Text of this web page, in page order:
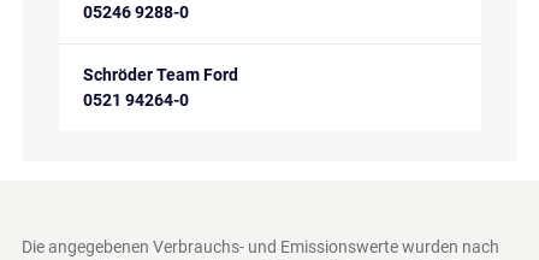
05246 9288-0
Schröder Team Ford
0521 94264-0
Die angegebenen Verbrauchs- und Emissionswerte wurden nach